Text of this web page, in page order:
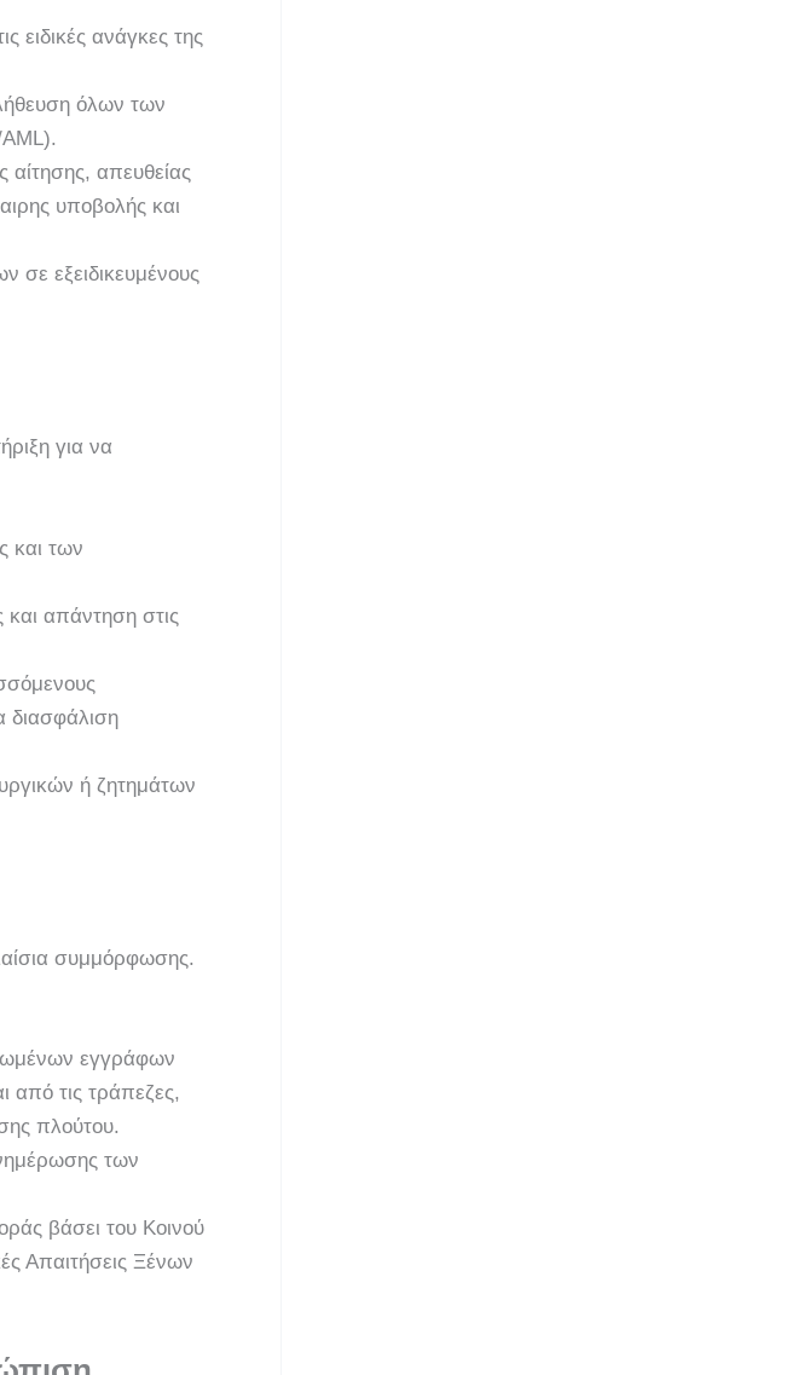
ειδικές ανάγκες της
όλων των
αίτησης, απευθείας
υποβολής και
εξειδικευμένους
για να
και των
και απάντηση στις
διασφάλιση
ή ζητημάτων
συμμόρφωσης.
εγγράφων
από τις τράπεζες,
πλούτου.
των
βάσει του Κοινού
Απαιτήσεις Ξένων